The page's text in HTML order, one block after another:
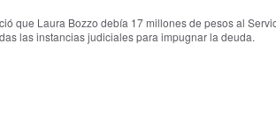
que Laura Bozzo debía 17 millones de pesos al
las instancias judiciales para impugnar la deuda.